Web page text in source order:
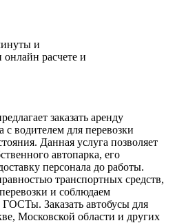
и
расчете и
заказать аренду
с водителем для перевозки
Данная услуга позволяет
автопарка, его
персонала до работы.
транспортных средств,
и соблюдаем
Заказать автобусы для
Московской области и других